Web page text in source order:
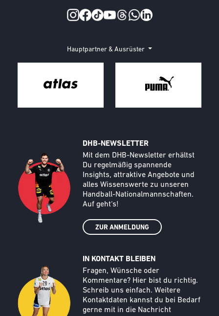
Hauptpartner & Ausrüster
DHB-NEWSLETTER
Text
Mit dem DHB-Newsletter erhältst
Du regelmäßig spannende
Insights, attraktive Angebote und
alles Wissenswerte zu unseren
Handball-Nationalmannschaften.
Auf geht‘s!
ZUR ANMELDUNG
Call to action image
IN KONTAKT BLEIBEN
Text
Fragen, Wünsche oder
Kommentare? Hier bist du richtig.
Schreib uns einfach. Weitere
Kontaktdaten kannst du bei Bedarf
gerne mit in die Nachricht